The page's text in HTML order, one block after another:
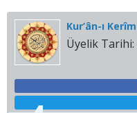
Kur’ân-ı Kerîm
Üyelik Tarihi: